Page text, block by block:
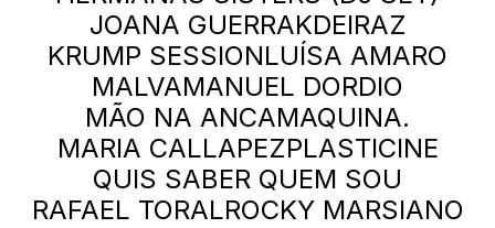
JOANA GUERRAKDEIRAZ
KRUMP SESSIONLUÍSA AMARO
MALVAMANUEL DORDIO
MÃO NA ANCAMAQUINA.
MARIA CALLAPEZPLASTICINE
QUIS SABER QUEM SOU
RAFAEL TORALROCKY MARSIANO